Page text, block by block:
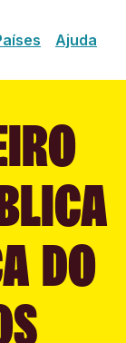
Ajuda
DO